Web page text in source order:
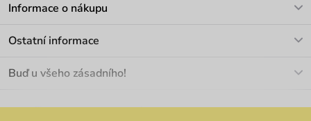
Informace o nákupu
Materiály a údržba
Ostatní informace
Velkoobchod
Buď u všeho zásadního!